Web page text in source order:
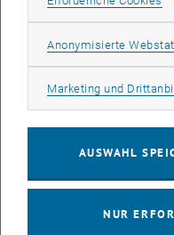
Rennfahrzeug auf Basis einer
mit Konstruktion und
interdisziplinäre Projekt-
technischen auch die
Anonymisierte
Marketing und
AUSWAHL
NUR